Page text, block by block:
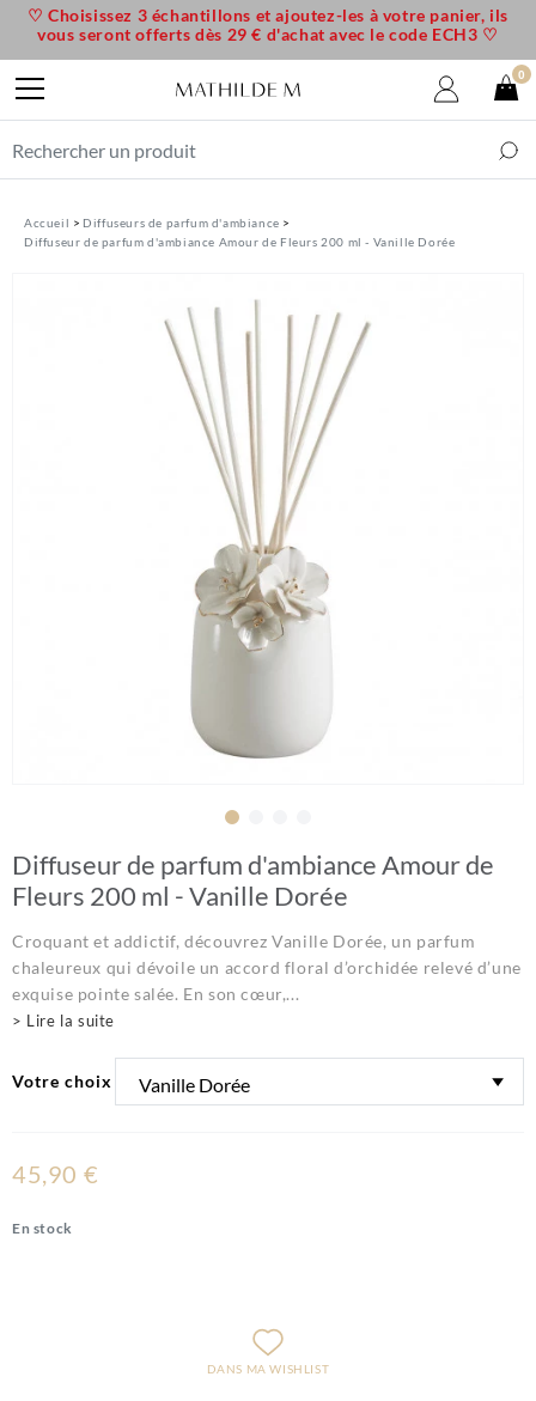
Accueil
Diffuseurs de parfum d'ambiance
Diffuseur de parfum d'ambiance Amour de Fleurs 200 ml - Vanille Dorée
Diffuseur de parfum d'ambiance Amour de
Fleurs 200 ml - Vanille Dorée
Croquant et addictif, découvrez Vanille Dorée, un parfum
chaleureux qui dévoile un accord floral d’orchidée relevé d’une
exquise pointe salée. En son cœur,...
> Lire la suite
Votre choix
45,90 €
En stock
DANS MA WISHLIST
♡ Choisissez 3 échantillons et ajoutez-les à votre panier, ils
vous seront offerts dès 29 € d'achat avec le code ECH3 ♡
0